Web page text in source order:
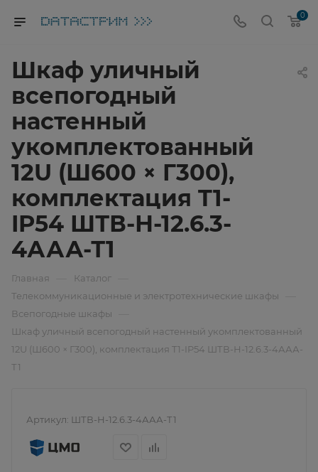
0
Шкаф уличный
всепогодный
настенный
укомплектованный
12U (Ш600 × Г300),
комплектация T1-
IP54 ШТВ-Н-12.6.3-
4ААА-Т1
Главная Каталог
Телекоммуникационные и электротехнические шкафы
Всепогодные шкафы
Шкаф уличный всепогодный настенный укомплектованный
12U (Ш600 × Г300), комплектация T1-IP54 ШТВ-Н-12.6.3-4ААА-
Т1
Артикул: ШТВ-Н-12.6.3-4ААА-Т1